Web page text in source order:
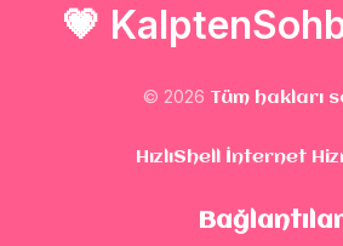
💗
© 2026 Tüm hakları
HızlıShell İnternet